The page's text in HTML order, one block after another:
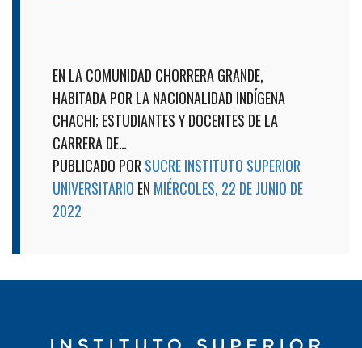
EN LA COMUNIDAD CHORRERA GRANDE,
HABITADA POR LA NACIONALIDAD INDÍGENA
CHACHI; ESTUDIANTES Y DOCENTES DE LA
CARRERA DE…
PUBLICADO POR SUCRE INSTITUTO SUPERIOR
UNIVERSITARIO EN MIÉRCOLES, 22 DE JUNIO DE
2022